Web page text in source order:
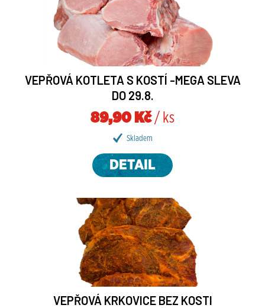
VEPŘOVÁ KOTLETA S KOSTÍ -MEGA SLEVA
DO 29.8.
89,90 Kč/ ks
Skladem
DETAIL
VEPŘOVÁ KRKOVICE BEZ KOSTI